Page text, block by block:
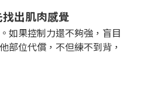
出肌肉感覺
如果控制力還不夠強，盲目
部位代償，不但練不到背，